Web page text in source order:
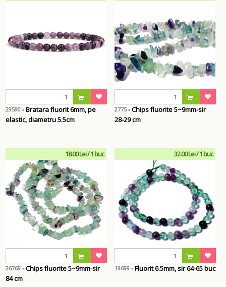
29590 - Bratara fluorit 6mm, pe
elastic, diametru 5.5cm
2775- Chips fluorite 5~9mm-sir
28-29 cm
18.00 Lei / 1 buc
26769 - Chips fluorite 5~9mm-sir
84 cm
32.00 Lei / 1 buc
19699- Fluorit 6.5mm, sir 64-65 buc